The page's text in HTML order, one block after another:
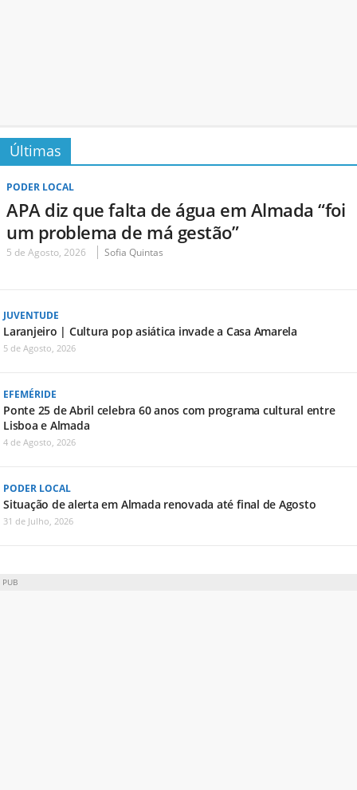
Últimas
PODER LOCAL
APA diz que falta de água em Almada “foi
um problema de má gestão”
5 de Agosto, 2026 Sofia Quintas
JUVENTUDE
Laranjeiro | Cultura pop asiática invade a Casa Amarela
5 de Agosto, 2026
EFEMÉRIDE
Ponte 25 de Abril celebra 60 anos com programa cultural entre
Lisboa e Almada
4 de Agosto, 2026
PODER LOCAL
Situação de alerta em Almada renovada até final de Agosto
31 de Julho, 2026
PUB